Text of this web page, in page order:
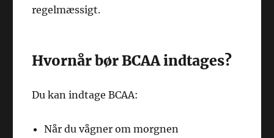
regelmæssigt.
Hvornår bør BCAA indtages?
Du kan indtage BCAA:
Når du vågner om morgnen